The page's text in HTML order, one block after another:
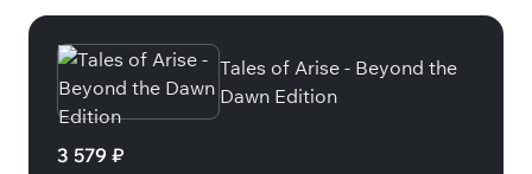
Tales of Arise - Beyond the
Dawn Edition
3 579 ₽